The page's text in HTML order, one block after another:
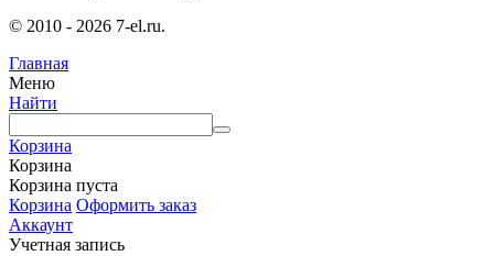
© 2010 - 2026 7-el.ru.
Главная
Меню
Найти
Корзина
Корзина
Корзина пуста
Корзина Оформить заказ
Аккаунт
Учетная запись